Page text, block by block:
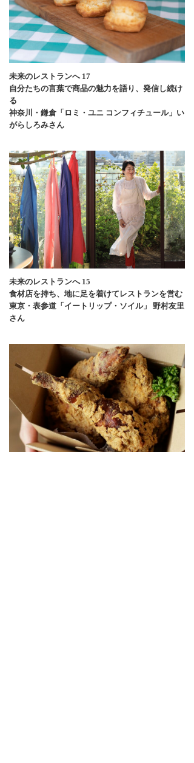
未来のレストランへ 17
自分たちの言葉で商品の魅力を語り、発信し続け
る
神奈川・鎌倉「ロミ・ユニ コンフィチュール」い
がらしろみさん
未来のレストランへ 15
食材店を持ち、地に足を着けてレストランを営む
東京・表参道「イートリップ・ソイル」 野村友里
さん